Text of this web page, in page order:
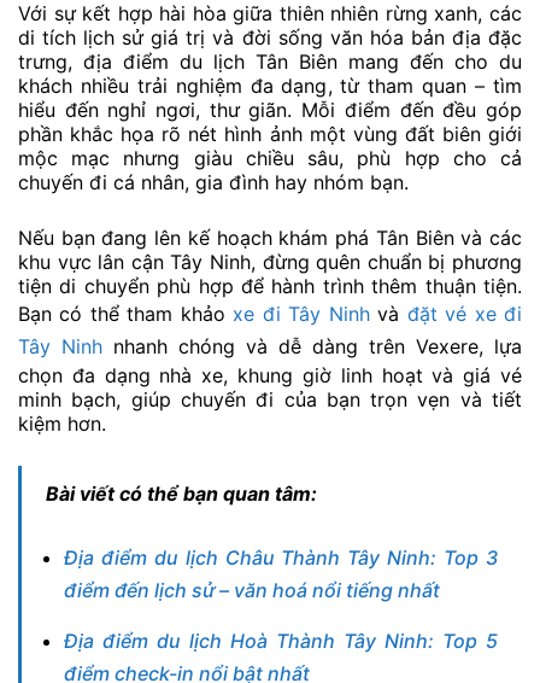
Với sự kết hợp hài hòa giữa thiên nhiên rừng xanh, các
di tích lịch sử giá trị và đời sống văn hóa bản địa đặc
trưng, địa điểm du lịch Tân Biên mang đến cho du
khách nhiều trải nghiệm đa dạng, từ tham quan – tìm
hiểu đến nghỉ ngơi, thư giãn. Mỗi điểm đến đều góp
phần khắc họa rõ nét hình ảnh một vùng đất biên giới
mộc mạc nhưng giàu chiều sâu, phù hợp cho cả
chuyến đi cá nhân, gia đình hay nhóm bạn.
Nếu bạn đang lên kế hoạch khám phá Tân Biên và các
khu vực lân cận Tây Ninh, đừng quên chuẩn bị phương
tiện di chuyển phù hợp để hành trình thêm thuận tiện.
Bạn có thể tham khảo xe đi Tây Ninhvà đặt vé xe đi
Tây Ninh nhanh chóng và dễ dàng trên Vexere, lựa
chọn đa dạng nhà xe, khung giờ linh hoạt và giá vé
minh bạch, giúp chuyến đi của bạn trọn vẹn và tiết
kiệm hơn.
Bài viết có thể bạn quan tâm:
Địa điểm du lịch Châu Thành Tây Ninh: Top 3
điểm đến lịch sử – văn hoá nổi tiếng nhất
Địa điểm du lịch Hoà Thành Tây Ninh: Top 5
điểm check-in nổi bật nhất